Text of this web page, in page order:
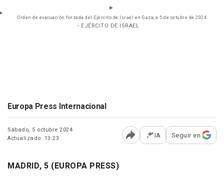
Orden de evacuación forzada del Ejército de Israel en Gaza, a 5 de octubre de 2024
- EJÉRCITO DE ISRAEL
Europa Press Internacional
Sábado, 5 octubre 2024
Actualizado: 13:23
Abrir opciones para
IA Seguir en
MADRID, 5 (EUROPA PRESS)